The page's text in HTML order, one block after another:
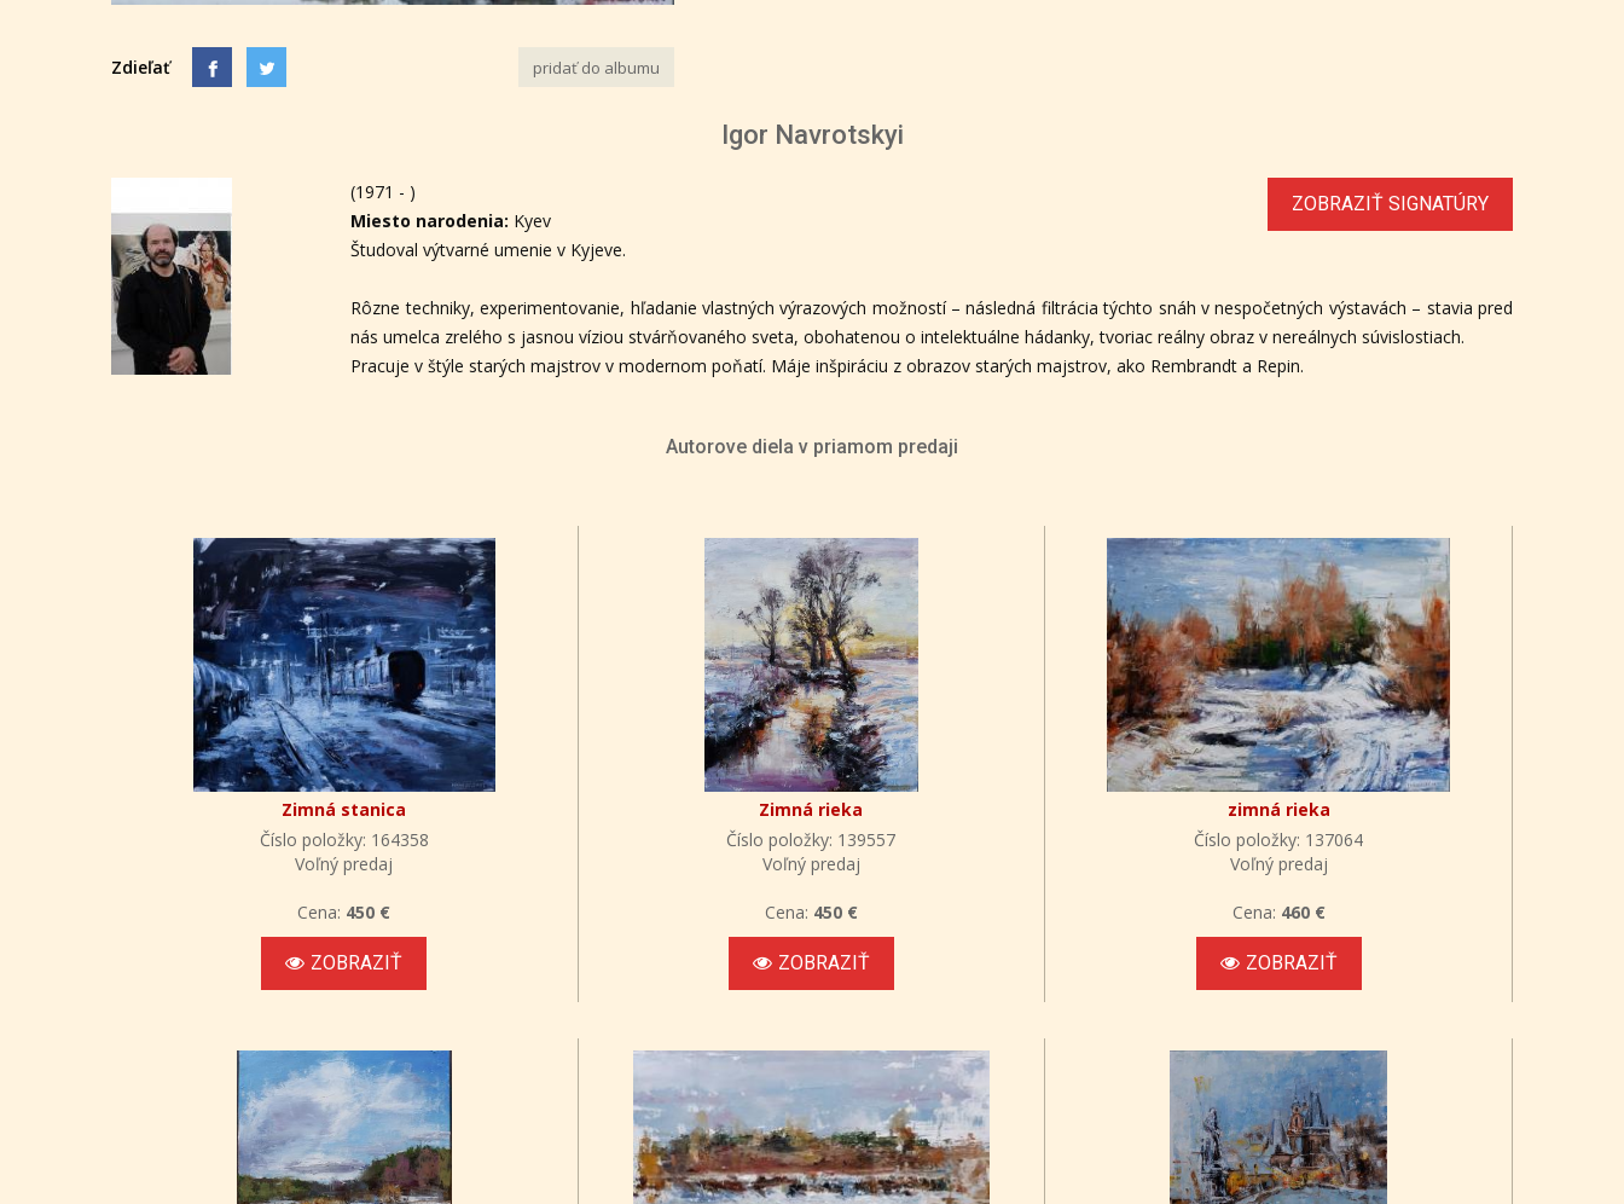
Zdieľať pridať do albumu
Igor Navrotskyi
ZOBRAZIŤ SIGNATÚRY
(1971 - )
Miesto narodenia: Kyev
Študoval výtvarné umenie v Kyjeve.
Rôzne techniky, experimentovanie, hľadanie vlastných výrazových možností – následná filtrácia týchto snáh v nespočetných výstavách – stavia pred
nás umelca zrelého s jasnou víziou stvárňovaného sveta, obohatenou o intelektuálne hádanky, tvoriac reálny obraz v nereálnych súvislostiach.
Pracuje v štýle starých majstrov v modernom poňatí. Máje inšpiráciu z obrazov starých majstrov, ako Rembrandt a Repin.
Autorove diela v priamom predaji
Zimná stanica
Číslo položky: 164358
Voľný predaj
Cena: 450 €
ZOBRAZIŤ
Zimná rieka
Číslo položky: 139557
Voľný predaj
Cena: 450 €
ZOBRAZIŤ
zimná rieka
Číslo položky: 137064
Voľný predaj
Cena: 460 €
ZOBRAZIŤ